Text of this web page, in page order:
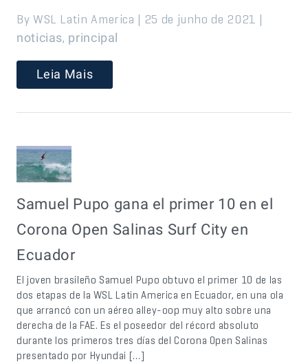
By WSL Latin America | 25 de junho de 2021 |
noticias, principal
Leia Mais
Samuel Pupo gana el primer 10 en el
Corona Open Salinas Surf City en
Ecuador
El joven brasileño Samuel Pupo obtuvo el primer 10 de las
dos etapas de la WSL Latin America en Ecuador, en una ola
que arrancó con un aéreo alley-oop muy alto sobre una
derecha de la FAE. Es el poseedor del récord absoluto
durante los primeros tres días del Corona Open Salinas
presentado por Hyundai […]